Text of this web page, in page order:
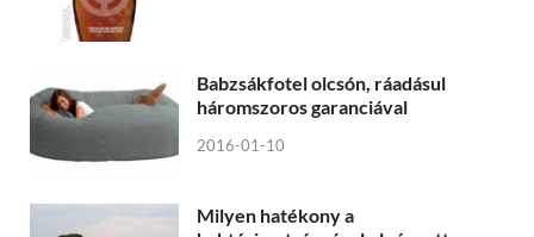
Babzsákfotel olcsón, ráadásul
háromszoros garanciával
2016-01-10
Milyen hatékony a